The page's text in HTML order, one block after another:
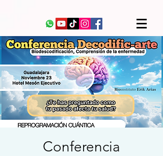
Conferencia